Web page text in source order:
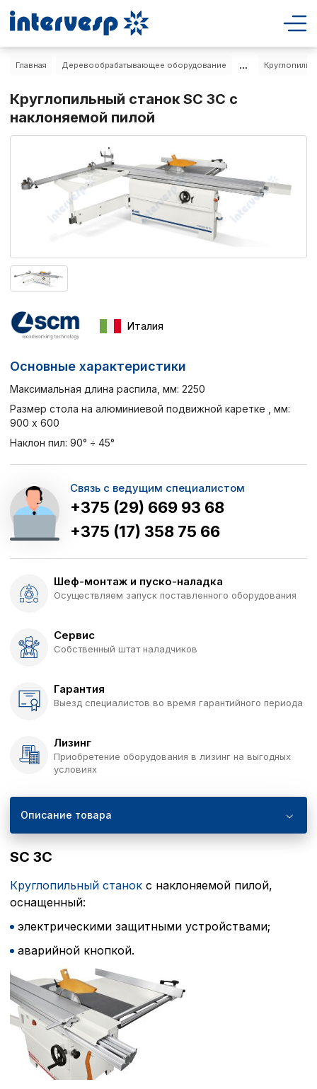
Главная Деревообрабатывающее оборудование ...
Круглопильный станок SC 3C с
наклоняемой пилой
Италия
Основные характеристики
Максимальная длина распила, мм: 2250
Размер стола на алюминиевой подвижной каретке , мм:
900 х 600
Наклон пил: 90° ÷ 45°
Связь с ведущим специалистом
+375 (29) 669 93 68
+375 (17) 358 75 66
Шеф-монтаж и пуско-наладка
Осуществляем запуск поставленного оборудования
Сервис
Собственный штат наладчиков
Гарантия
Выезд специалистов во время гарантийного периода
Лизинг
Приобретение оборудования в лизинг на выгодных
условиях
Описание товара
SC 3C
Круглопильный станок с наклоняемой пилой,
оснащенный:
электрическими защитными устройствами;
аварийной кнопкой.